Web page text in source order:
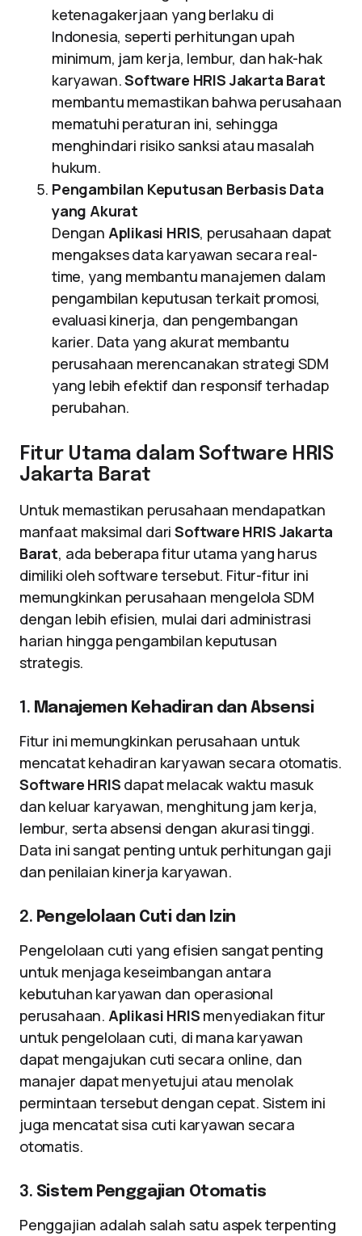
ketenagakerjaan yang berlaku di
Indonesia, seperti perhitungan upah
minimum, jam kerja, lembur, dan hak-hak
karyawan.Software HRIS Jakarta Barat
membantu memastikan bahwa perusahaan
mematuhi peraturan ini, sehingga
menghindari risiko sanksi atau masalah
hukum.
Pengambilan Keputusan Berbasis Data
yang Akurat
Dengan Aplikasi HRIS, perusahaan dapat
mengakses data karyawan secara real-
time, yang membantu manajemen dalam
pengambilan keputusan terkait promosi,
evaluasi kinerja, dan pengembangan
karier. Data yang akurat membantu
perusahaan merencanakan strategi SDM
yang lebih efektif dan responsif terhadap
perubahan.
Fitur Utama dalam Software HRIS
Jakarta Barat
Untuk memastikan perusahaan mendapatkan
manfaat maksimal dariSoftware HRIS Jakarta
Barat, ada beberapa fitur utama yang harus
dimiliki oleh software tersebut. Fitur-fitur ini
memungkinkan perusahaan mengelola SDM
dengan lebih efisien, mulai dari administrasi
harian hingga pengambilan keputusan
strategis.
1. Manajemen Kehadiran dan Absensi
Fitur ini memungkinkan perusahaan untuk
mencatat kehadiran karyawan secara otomatis.
Software HRIS dapat melacak waktu masuk
dan keluar karyawan, menghitung jam kerja,
lembur, serta absensi dengan akurasi tinggi.
Data ini sangat penting untuk perhitungan gaji
dan penilaian kinerja karyawan.
2. Pengelolaan Cuti dan Izin
Pengelolaan cuti yang efisien sangat penting
untuk menjaga keseimbangan antara
kebutuhan karyawan dan operasional
perusahaan. Aplikasi HRIS menyediakan fitur
untuk pengelolaan cuti, di mana karyawan
dapat mengajukan cuti secara online, dan
manajer dapat menyetujui atau menolak
permintaan tersebut dengan cepat. Sistem ini
juga mencatat sisa cuti karyawan secara
otomatis.
3. Sistem Penggajian Otomatis
Penggajian adalah salah satu aspek terpenting